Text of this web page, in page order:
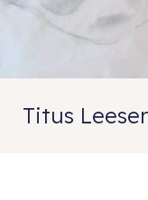
Titus